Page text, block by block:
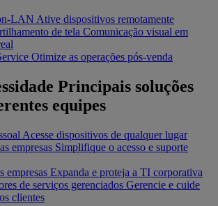
LAN Ative dispositivos remotamente
de tela Comunicação visual em
Otimize as operações pós-venda
Principais soluções
equipes
Acesse dispositivos de qualquer lugar
empresas Simplifique o acesso e suporte
empresas Expanda e proteja a TI corporativa
de serviços gerenciados Gerencie e cuide
clientes